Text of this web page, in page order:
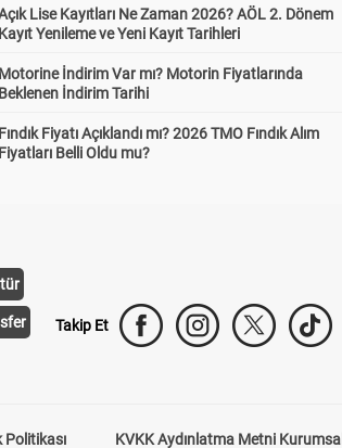
Lise Kayıtları Ne Zaman 2026? AÖL 2. Dönem
Kayıt Yenileme ve Yeni Kayıt Tarihleri
Motorine İndirim Var mı? Motorin Fiyatlarında
Beklenen İndirim Tarihi
Fındık Fiyatı Açıklandı mı? 2026 TMO Fındık Alım
Fiyatları Belli Oldu mu?
Takip Et
Politikası KVKK Aydınlatma Metni Kurumsal